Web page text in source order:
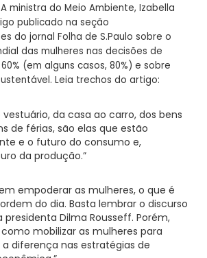
A ministra do Meio Ambiente, Izabella
publicado na seção
do jornal Folha de S.Paulo sobre o
das mulheres nas decisões de
(em alguns casos, 80%) e sobre
Leia trechos do artigo:
vestuário, da casa ao carro, dos bens
de férias, são elas que estão
e o futuro do consumo e,
da produção.”
empoderar as mulheres, o que é
do dia. Basta lembrar o discurso
presidenta Dilma Rousseff. Porém,
mobilizar as mulheres para
diferença nas estratégias de